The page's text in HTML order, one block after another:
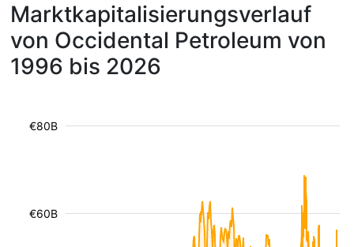
Marktkapitalisierungsverlauf
von Occidental Petroleum von
1996 bis 2026
€60B
€80B